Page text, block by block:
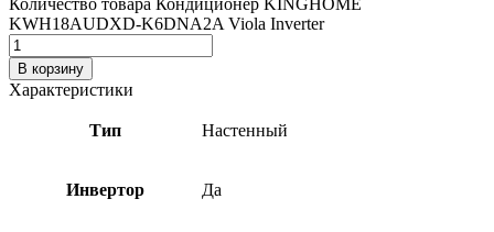
KWH18AUDXD-K6DNA2A Viola Inverter
В корзину
Характеристики
Тип Настенный
Инвертор Да